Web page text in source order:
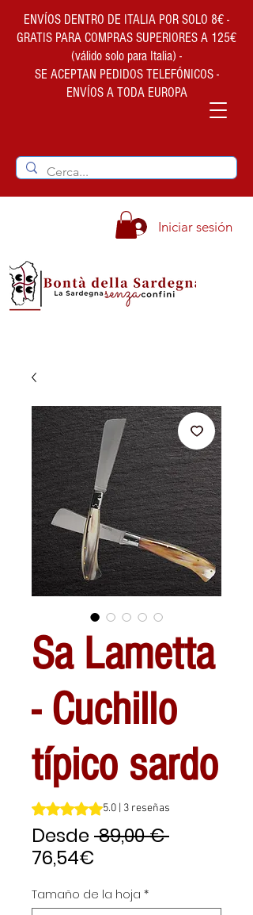
ENVÍOS DENTRO DE ITALIA POR SOLO 8€ -
GRATIS PARA COMPRAS SUPERIORES A 125€
(válido solo para Italia) -
SE ACEPTAN PEDIDOS TELEFÓNICOS -
ENVÍOS A TODA EUROPA
Iniciar sesión
Sa Lametta
- Cuchillo
típico sardo
Según 3 reseñas, la calificación es de
5.0 | 3 reseñas
Desde 89,00 € Precio
76,54€
oferta
Tamaño de la hoja *